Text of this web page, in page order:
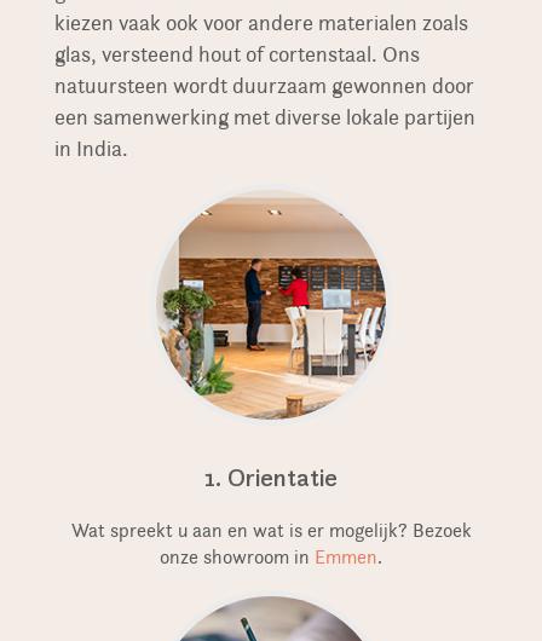
kiezen vaak ook voor andere materialen zoals
glas, versteend hout of cortenstaal. Ons
natuursteen wordt duurzaam gewonnen door
een samenwerking met diverse lokale partijen
in India.
1. Orientatie
Wat spreekt u aan en wat is er mogelijk? Bezoek
onze showroom in Emmen.